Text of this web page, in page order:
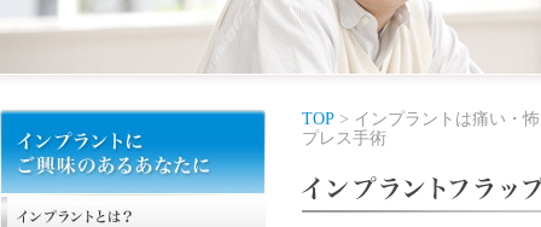
TOP > インプラントは痛い・
プレス手術